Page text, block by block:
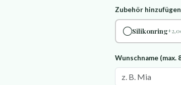
Zubehör
Silikonring
Wunschname (max.